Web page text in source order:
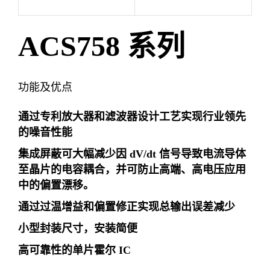
ACS758 系列
功能及优点
通过专利放大器和滤波器设计工艺实现行业领先
的噪音性能
集成屏蔽可大幅减少因 dV/dt 信号导致电流导体
至晶片的电容耦合，并可防止高端、高电压应用
中的偏置漂移。
通过过温增益和偏置修正实现总输出误差减少
小型封装尺寸，安装简便
高可靠性的单片霍尔 IC